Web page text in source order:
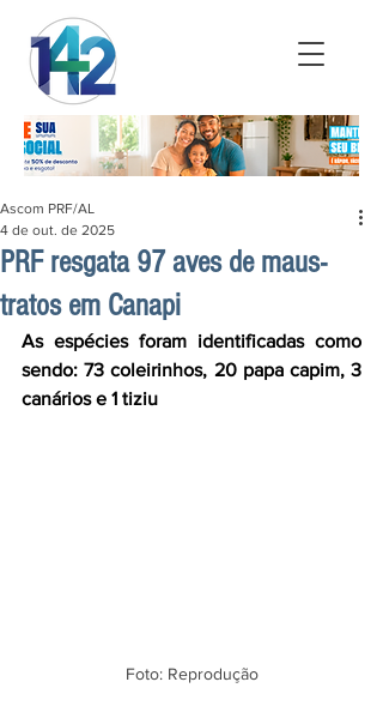
PRF resgata 97 aves de maus-
tratos em Canapi
Ascom PRF/AL
4 de out. de 2025
As espécies foram identificadas como
sendo: 73 coleirinhos, 20 papa capim, 3
canários e 1 tiziu
Foto: Reprodução